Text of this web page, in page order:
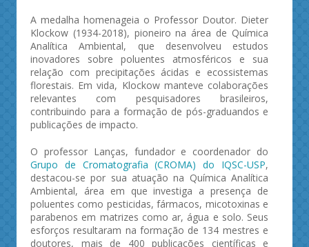
A medalha homenageia o Professor Doutor. Dieter
Klockow (1934-2018), pioneiro na área de Química
Analítica Ambiental, que desenvolveu estudos
inovadores sobre poluentes atmosféricos e sua
relação com precipitações ácidas e ecossistemas
florestais. Em vida, Klockow manteve colaborações
relevantes com pesquisadores brasileiros,
contribuindo para a formação de pós-graduandos e
publicações de impacto.
O professor Lanças, fundador e coordenador do
Grupo de Cromatografia (CROMA) do IQSC-USP,
destacou-se por sua atuação na Química Analítica
Ambiental, área em que investiga a presença de
poluentes como pesticidas, fármacos, micotoxinas e
parabenos em matrizes como ar, água e solo. Seus
esforços resultaram na formação de 134 mestres e
doutores, mais de 400 publicações científicas e